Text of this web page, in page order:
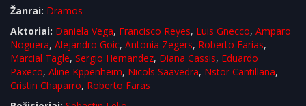
Žanrai: Dramos
Aktoriai: Daniela Vega, Francisco Reyes, Luis Gnecco, Amparo
Noguera, Alejandro Goic, Antonia Zegers, Roberto Farias,
Marcial Tagle, Sergio Hernandez, Diana Cassis, Eduardo
Paxeco, Aline Kppenheim, Nicols Saavedra, Nstor Cantillana,
Cristin Chaparro, Roberto Faras